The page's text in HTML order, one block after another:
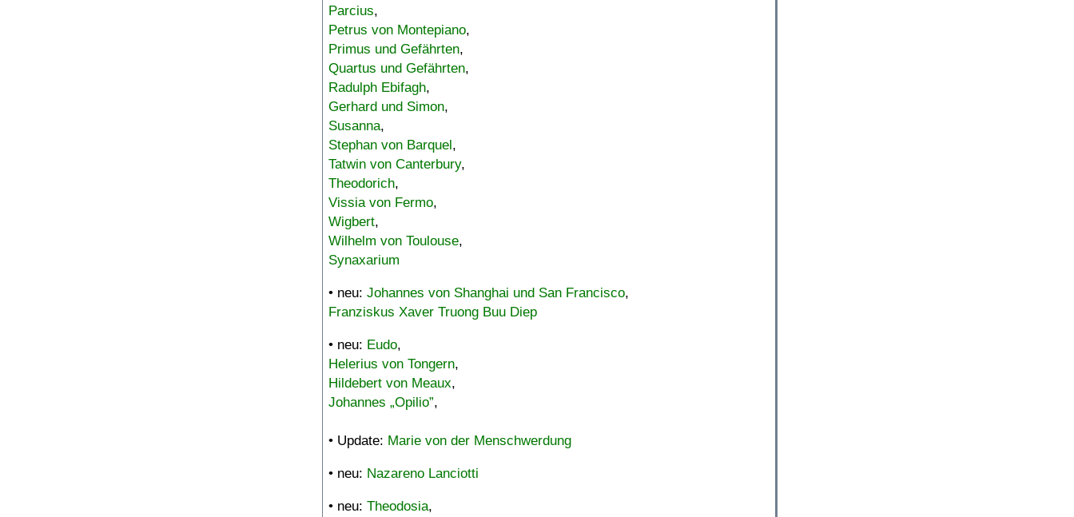
Parcius,
Petrus von Montepiano,
Primus und Gefährten,
Quartus und Gefährten,
Radulph Ebifagh,
Gerhard und Simon,
Susanna,
Stephan von Barquel,
Tatwin von Canterbury,
Theodorich,
Vissia von Fermo,
Wigbert,
Wilhelm von Toulouse,
Synaxarium
• neu: Johannes von Shanghai und San Francisco,
Franziskus Xaver Truong Buu Diep
• neu: Eudo,
Helerius von Tongern,
Hildebert von Meaux,
Johannes „Opilio”,
• Update: Marie von der Menschwerdung
• neu: Nazareno Lanciotti
• neu: Theodosia,